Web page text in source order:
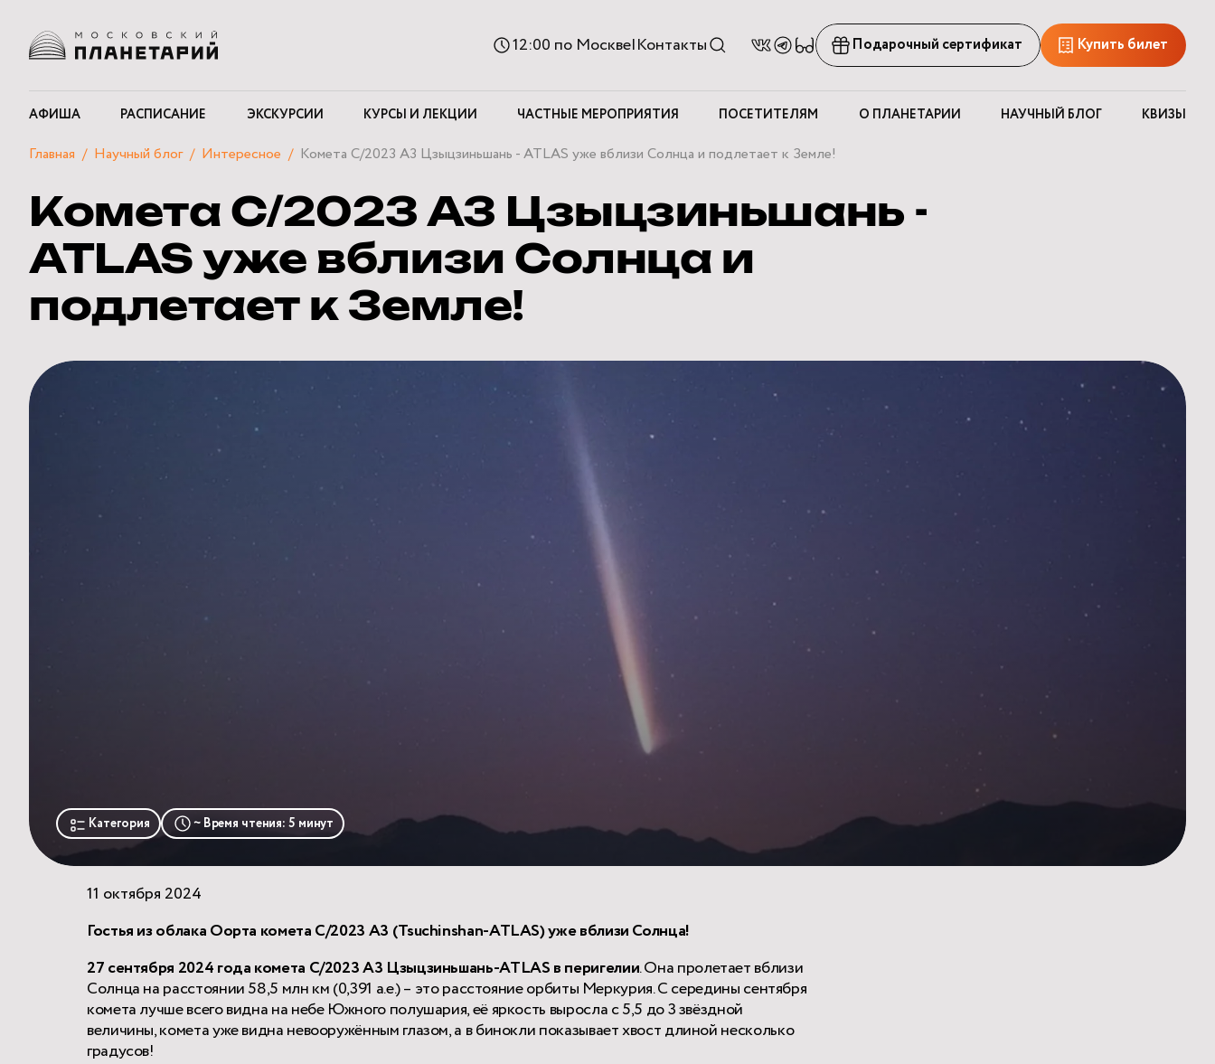
12:00 по Москве|Контакты
Версия
для
слабовидящих
Подарочный сертификат Купить билет
АФИША РАСПИСАНИЕ ЭКСКУРСИИ КУРСЫ И ЛЕКЦИИ ЧАСТНЫЕ МЕРОПРИЯТИЯ ПОСЕТИТЕЛЯМ О ПЛАНЕТАРИИ НАУЧНЫЙ БЛОГ КВИЗЫ
Главная Научный блог Интересное Комета C/2023 A3 Цзыцзиньшань - ATLAS уже вблизи Солнца и подлетает к Земле!
Комета C/2023 A3 Цзыцзиньшань -
ATLAS уже вблизи Солнца и
подлетает к Земле!
Категория ~ Время чтения: 5 минут
11 октября 2024
Гостья из облака Оорта комета C/2023 A3 (Tsuchinshan-ATLAS) уже вблизи Солнца!
27 сентября 2024 года комета C/2023 A3 Цзыцзиньшань-ATLAS в перигелии. Она пролетает вблизи
Солнца на расстоянии 58,5 млн км (0,391 а.е.) – это расстояние орбиты Меркурия. С середины сентября
комета лучше всего видна на небе Южного полушария, её яркость выросла с 5,5 до 3 звёздной
величины, комета уже видна невооружённым глазом, а в бинокли показывает хвост длиной несколько
градусов!